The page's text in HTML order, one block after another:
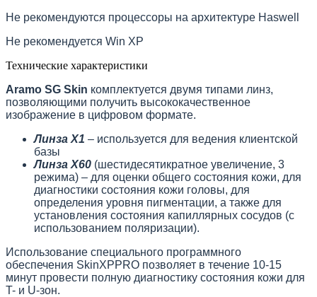
Не рекомендуются процессоры на архитектуре Haswell
Не рекомендуется Win XP
Технические характеристики
Aramo SG Skin комплектуется двумя типами линз,
позволяющими получить высококачественное
изображение в цифровом формате.
Линза Х1 – используется для ведения клиентской
базы
Линза Х60 (шестидесятикратное увеличение, 3
режима) – для оценки общего состояния кожи, для
диагностики состояния кожи головы, для
определения уровня пигментации, а также для
установления состояния капиллярных сосудов (с
использованием поляризации).
Использование специального программного
обеспечения SkinXPPRO позволяет в течение 10-15
минут провести полную диагностику состояния кожи для
T- и U-зон.